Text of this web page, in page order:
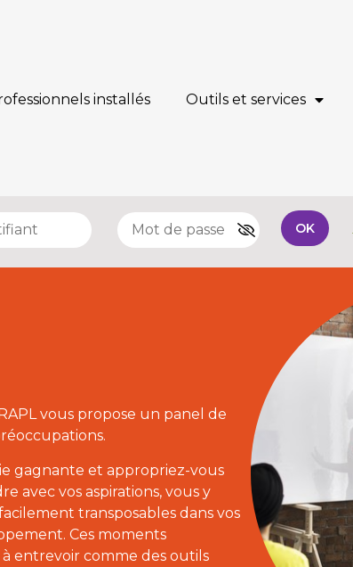
installés Outils et services
OK
vous propose un panel de
gagnante et appropriez-vous
avec vos aspirations, vous y
transposables dans vos
Ces moments
entrevoir comme des outils